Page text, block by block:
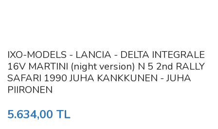
IXO-MODELS - LANCIA - DELTA INTEGRALE
16V MARTINI (night version) N 5 2nd RALLY
SAFARI 1990 JUHA KANKKUNEN - JUHA
PIIRONEN
5.634,00 TL